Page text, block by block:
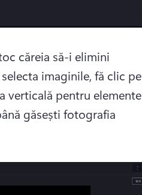
căreia să-i elimini
imaginile, fă clic pe
verticală pentru elemente
găsești fotografia